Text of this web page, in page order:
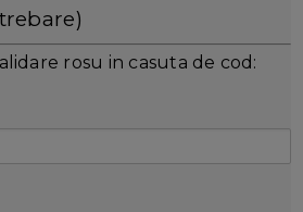
rosu in casuta de cod: